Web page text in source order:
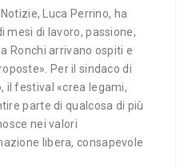
Luca Perrino, ha
mesi di lavoro, passione,
Ronchi arrivano ospiti e
Per il sindaco di
il festival «crea legami,
parte di qualcosa di più
nei valori
libera, consapevole